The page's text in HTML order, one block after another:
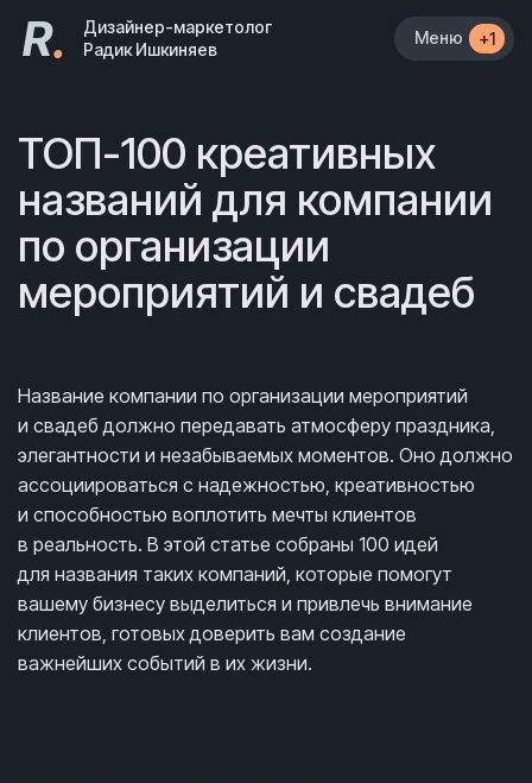
R.
Дизайнер-маркетолог
Радик Ишкиняев
Меню +1
ТОП-100 креативных
названий для компании
по организации
мероприятий и свадеб
Название компании по организации мероприятий
и свадеб должно передавать атмосферу праздника,
элегантности и незабываемых моментов. Оно должно
ассоциироваться с надежностью, креативностью
и способностью воплотить мечты клиентов
в реальность. В этой статье собраны 100 идей
для названия таких компаний, которые помогут
вашему бизнесу выделиться и привлечь внимание
клиентов, готовых доверить вам создание
важнейших событий в их жизни.